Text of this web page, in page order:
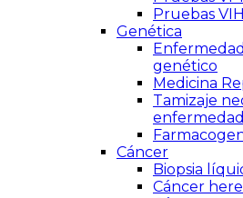
Pruebas VIH
Genética
genético
Medicina
Tamizaje
Cáncer
Biopsia
Cáncer